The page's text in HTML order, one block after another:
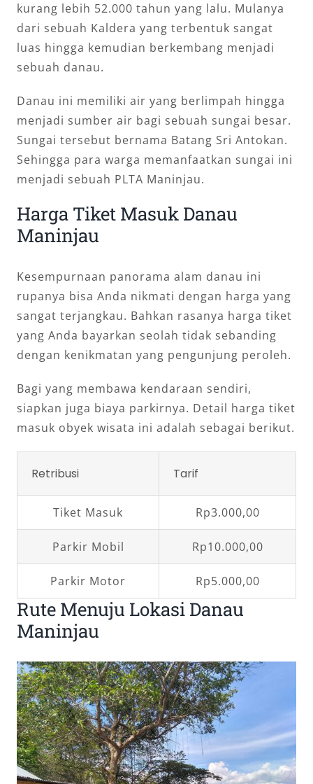
kurang lebih 52.000 tahun yang lalu. Mulanya
dari sebuah Kaldera yang terbentuk sangat
luas hingga kemudian berkembang menjadi
sebuah danau.
Danau ini memiliki air yang berlimpah hingga
menjadi sumber air bagi sebuah sungai besar.
Sungai tersebut bernama Batang Sri Antokan.
Sehingga para warga memanfaatkan sungai ini
menjadi sebuah PLTA Maninjau.
Harga Tiket Masuk Danau
Maninjau
Kesempurnaan panorama alam danau ini
rupanya bisa Anda nikmati dengan harga yang
sangat terjangkau. Bahkan rasanya harga tiket
yang Anda bayarkan seolah tidak sebanding
dengan kenikmatan yang pengunjung peroleh.
Bagi yang membawa kendaraan sendiri,
siapkan juga biaya parkirnya. Detail harga tiket
masuk obyek wisata ini adalah sebagai berikut.
Retribusi Tarif
Tiket Masuk Rp3.000,00
Parkir Mobil Rp10.000,00
Parkir Motor Rp5.000,00
Rute Menuju Lokasi Danau
Maninjau